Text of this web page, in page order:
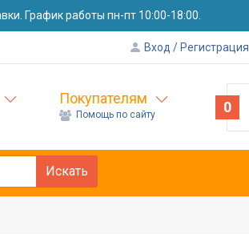
График работы пн-пт 10:00-18:00.
Вход Регистрация
Покупателям
Помощь по сайту 0
Искать